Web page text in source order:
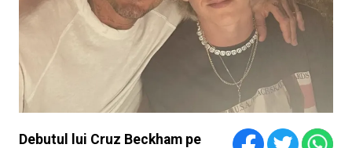
Debutul lui Cruz Beckham pe